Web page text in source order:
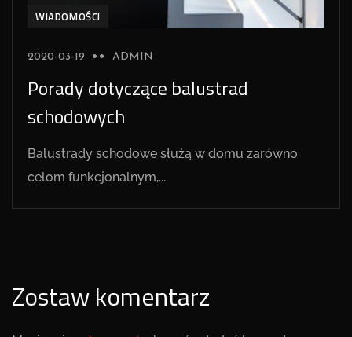
WIADOMOŚCI
2020-03-19 ADMIN
Porady dotyczące balustrad
schodowych
Balustrady schodowe służą w domu zarówno
celom funkcjonalnym,...
Zostaw komentarz